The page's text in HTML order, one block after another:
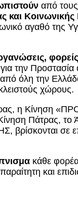
από
και Κοινωνικής
αγαθό της
την
από όλη την
χώρους.
η Κίνηση
Πάτρας,
βρίσκονται σε
κάθε
και